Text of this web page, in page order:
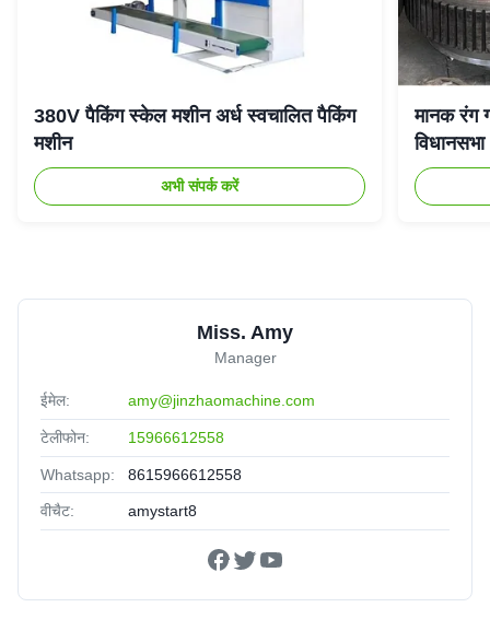
380V पैकिंग स्केल मशीन अर्ध स्वचालित पैकिंग
मशीन
अभी संपर्क करें
मानक रंग
विधानसभा
Miss. Amy
Manager
ईमेल: amy@jinzhaomachine.com
टेलीफोन: 15966612558
Whatsapp: 8615966612558
वीचैट: amystart8